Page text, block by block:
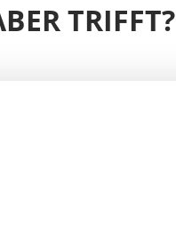
TRIFFT?